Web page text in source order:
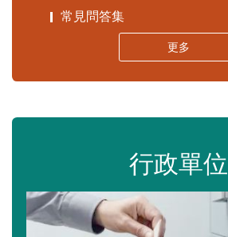
常見問答集
更多
行政單位